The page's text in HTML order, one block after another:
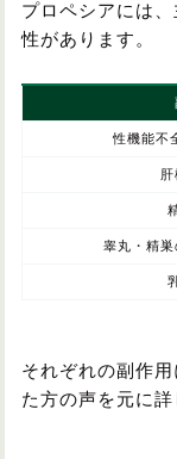
プロペシアには
性があります。
性機能不
睾丸・精巣
それぞれの副作
た方の声を元に詳